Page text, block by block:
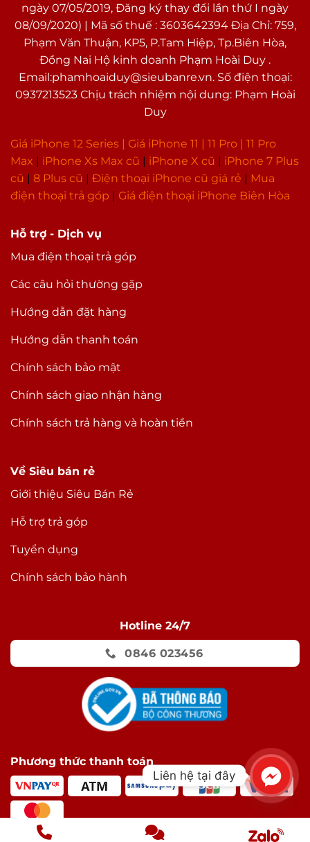
Hỗ trợ - Dịch vụ
Mua điện thoại trả góp
Các câu hỏi thường gặp
Hướng dẫn đặt hàng
Hướng dẫn thanh toán
Chính sách bảo mật
Chính sách giao nhận hàng
Chính sách trả hàng và hoàn tiền
Về Siêu bán rẻ
Giới thiệu Siêu Bán Rẻ
Hỗ trợ trả góp
Tuyển dụng
Chính sách bảo hành
Hotline 24/7
0846 023456
Phương thức thanh toán
ngày 07/05/2019, Đăng ký thay đổi lần thứ I ngày
08/09/2020) | Mã số thuế : 3603642394 Địa Chỉ: 759,
Phạm Văn Thuận, KP5, P.Tam Hiệp, Tp.Biên Hòa,
Đồng Nai Hộ kinh doanh Phạm Hoài Duy .
Email:phamhoaiduy@sieubanre.vn. Số điện thoại:
0937213523 Chịu trách nhiệm nội dung: Phạm Hoài
Duy
Giá iPhone 12 Series | Giá iPhone 11 | 11 Pro | 11 Pro
Max | iPhone Xs Max cũ | iPhone X cũ | iPhone 7 Plus
cũ | 8 Plus cũ | Điện thoại iPhone cũ giá rẻ | Mua
điện thoại trả góp | Giá điện thoại iPhone Biên Hòa
Liên hệ tại đây